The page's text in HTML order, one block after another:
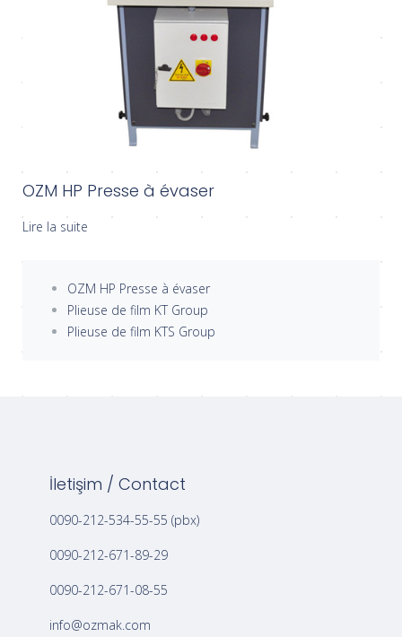
OZM HP Presse à évaser
Lire la suite
OZM HP Presse à évaser
Plieuse de film KT Group
Plieuse de film KTS Group
İletişim / Contact
0090-212-534-55-55 (pbx)
0090-212-671-89-29
0090-212-671-08-55
info@ozmak.com